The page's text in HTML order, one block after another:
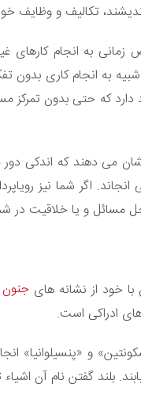
تکالیف و وظایف
به انجام کارهای
شبیه به انجام کاری
که حتی بدون تمرکز
می دهند که اندکی
اگر شما نیز
مسائل و یا خلاقیت در
خود از نشانه های جنون
ادراکی است.
و «پنسیلوانیا»
بلند گفتن نام آن